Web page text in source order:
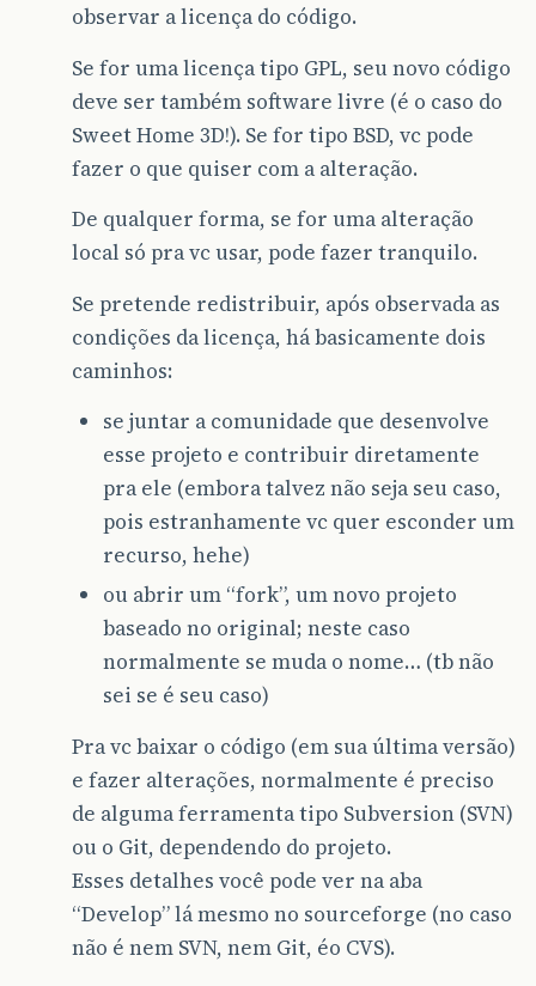
observar a licença do código.
Se for uma licença tipo GPL, seu novo código
deve ser também software livre (é o caso do
Sweet Home 3D!). Se for tipo BSD, vc pode
fazer o que quiser com a alteração.
De qualquer forma, se for uma alteração
local só pra vc usar, pode fazer tranquilo.
Se pretende redistribuir, após observada as
condições da licença, há basicamente dois
caminhos:
se juntar a comunidade que desenvolve
esse projeto e contribuir diretamente
pra ele (embora talvez não seja seu caso,
pois estranhamente vc quer esconder um
recurso, hehe)
ou abrir um “fork”, um novo projeto
baseado no original; neste caso
normalmente se muda o nome… (tb não
sei se é seu caso)
Pra vc baixar o código (em sua última versão)
e fazer alterações, normalmente é preciso
de alguma ferramenta tipo Subversion (SVN)
ou o Git, dependendo do projeto.
Esses detalhes você pode ver na aba
“Develop” lá mesmo no sourceforge (no caso
não é nem SVN, nem Git, éo CVS).